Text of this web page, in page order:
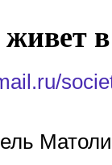
живет